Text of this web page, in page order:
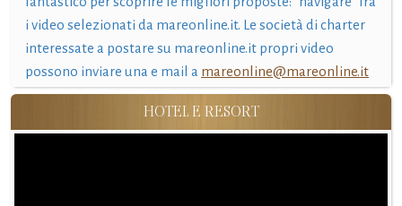
i video selezionati da mareonline.it. Le società di charter
interessate a postare su mareonline.it propri video
possono inviare una e mail a mareonline@mareonline.it
HOTEL E RESORT